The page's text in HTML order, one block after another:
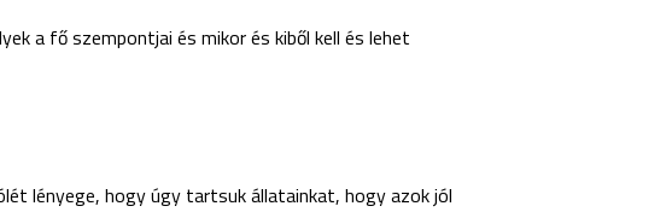
a fő szempontjai és mikor és kiből kell és lehet
lényege, hogy úgy tartsuk állatainkat, hogy azok jól